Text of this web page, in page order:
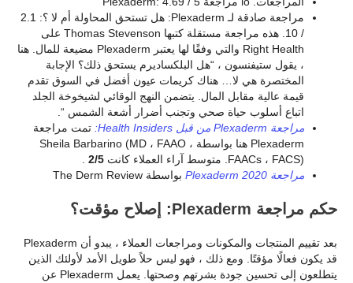
مراجعة صادقة لـ Plexaderm: هل تستحق المحاولة أم لا ؟: 2.1
/ 10. هذه مراجعة مستقلة كتبها Thomas Stevenson على
Right Health والتي وفقًا لها يعتبر Plexaderm مضيعة للمال. هنا
، يقول ستيفنسون ، “هل البلكساديرم يستحق ذلك؟ الإجابة
المختصرة هي لا… هناك كريمات عيون أفضل في السوق تقدم
قيمة عالية مقابل المال. يتضمن النهج الوقائي لشيخوخة الجلد
اتباع أسلوب حياة صحي وتجنب أضرار أشعة الشمس “.
مراجعة Plexaderm من قبل Health Insiders:
تمت مراجعة
Plexaderm هنا بواسطة Sheila Barbarino (MD ، FAAO ،
FAACs ، FACS). متوسط آراء العملاء كانت
مراجعة Plexaderm 2020
بواسطة The Derm Review
حكم مراجعة Plexaderm: إصلاح مؤقت؟
بعد تقييم المنتجات والمكونات ومراجعات العملاء ، يبدو أن Plexaderm
قد يكون فعالًا مؤقتًا. ومع ذلك ، فهو ليس حلاً طويل الأمد لأولئك الذين
يتطلعون إلى تحسين جودة بشرتهم وصحتها. يعمل Plexaderm عن